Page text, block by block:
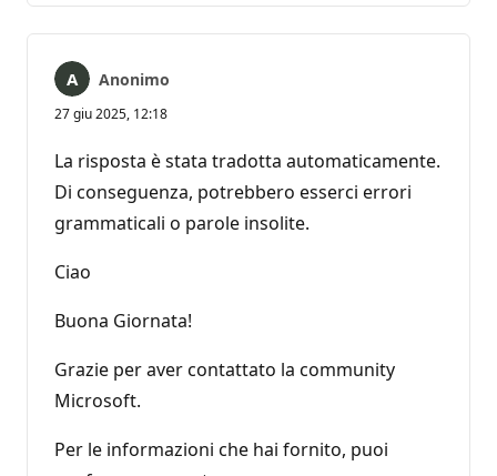
Anonimo
27 giu 2025, 12:18
La risposta è stata tradotta automaticamente.
Di conseguenza, potrebbero esserci errori
grammaticali o parole insolite.
Ciao
Buona Giornata!
Grazie per aver contattato la community
Microsoft.
Per le informazioni che hai fornito, puoi